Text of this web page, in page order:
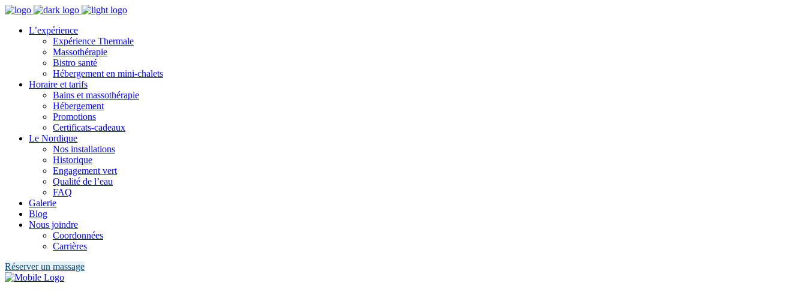
L’expérience
Expérience Thermale
Massothérapie
Bistro santé
Hébergement en mini-chalets
Horaire et tarifs
Bains et massothérapie
Hébergement
Promotions
Certificats-cadeaux
Le Nordique
Nos installations
Historique
Engagement vert
Qualité de l’eau
FAQ
Galerie
Blog
Nous joindre
Coordonnées
Carrières
Réserver un massage